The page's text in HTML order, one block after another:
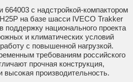
с надстройкой-компактором
на базе шасси IVECO Trakker
поддержку национального проекта
и климатических условий
с повышенной нагрузкой.
требованиям российского
прочная конструкция,
высокая производительность.